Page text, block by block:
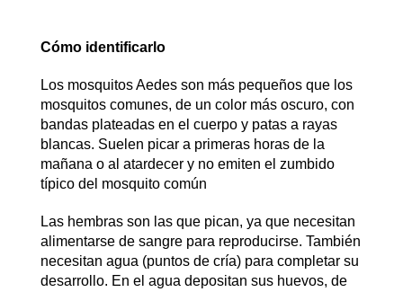
Cómo identificarlo
Los mosquitos Aedes son más pequeños que los
mosquitos comunes, de un color más oscuro, con
bandas plateadas en el cuerpo y patas a rayas
blancas. Suelen picar a primeras horas de la
mañana o al atardecer y no emiten el zumbido
típico del mosquito común
Las hembras son las que pican, ya que necesitan
alimentarse de sangre para reproducirse. También
necesitan agua (puntos de cría) para completar su
desarrollo. En el agua depositan sus huevos, de